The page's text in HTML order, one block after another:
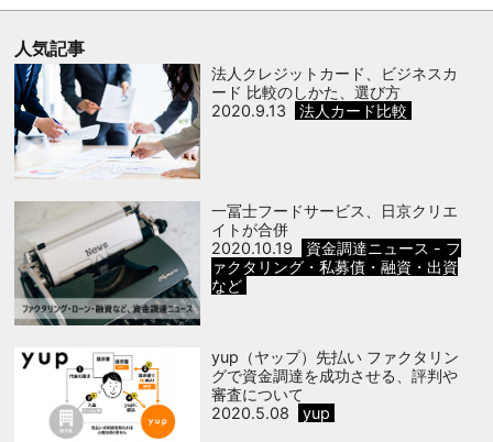
人気記事
法人クレジットカード、ビジネスカ
ード 比較のしかた、選び方
2020.9.13
法人カード比較
一冨士フードサービス、日京クリエ
イトが合併
2020.10.19
資金調達ニュース - フ
ァクタリング・私募債・融資・出資
など
yup（ヤップ）先払い ファクタリン
グで資金調達を成功させる、評判や
審査について
2020.5.08
yup